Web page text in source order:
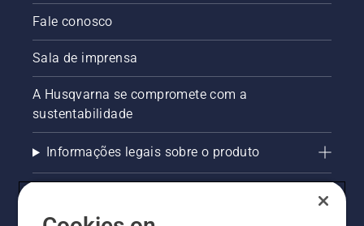
Fale conosco
Sala de imprensa
A Husqvarna se compromete com a
sustentabilidade
Informações legais sobre o produto